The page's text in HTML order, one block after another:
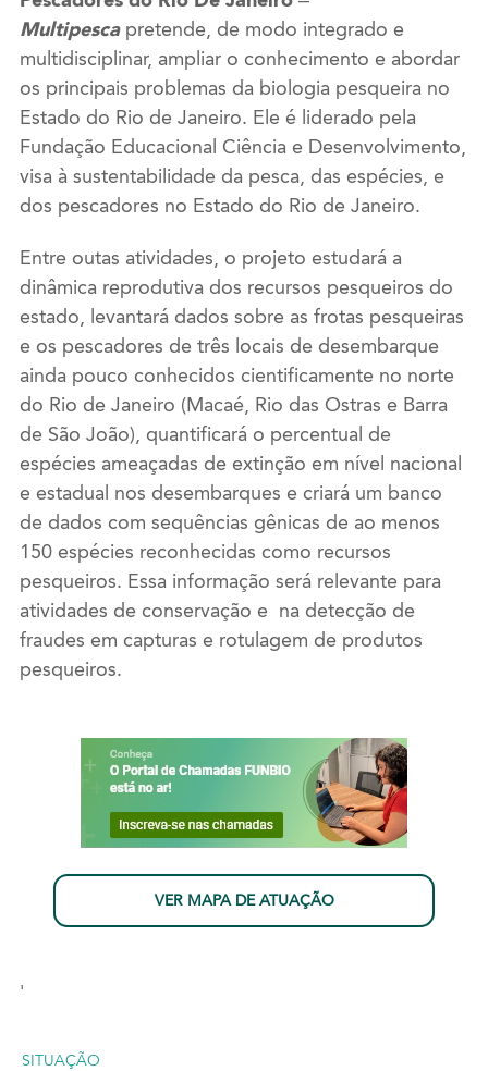
Multipesca pretende, de modo integrado e
multidisciplinar, ampliar o conhecimento e abordar
os principais problemas da biologia pesqueira no
Estado do Rio de Janeiro. Ele é liderado pela
Fundação Educacional Ciência e Desenvolvimento,
visa à sustentabilidade da pesca, das espécies, e
dos pescadores no Estado do Rio de Janeiro.
Entre outas atividades, o projeto estudará a
dinâmica reprodutiva dos recursos pesqueiros do
estado, levantará dados sobre as frotas pesqueiras
e os pescadores de três locais de desembarque
ainda pouco conhecidos cientificamente no norte
do Rio de Janeiro (Macaé, Rio das Ostras e Barra
de São João), quantificará o percentual de
espécies ameaçadas de extinção em nível nacional
e estadual nos desembarques e criará um banco
de dados com sequências gênicas de ao menos
150 espécies reconhecidas como recursos
pesqueiros. Essa informação será relevante para
atividades de conservação e na detecção de
fraudes em capturas e rotulagem de produtos
pesqueiros.
VER MAPA DE ATUAÇÃO
'
SITUAÇÃO